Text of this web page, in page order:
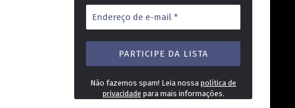
Endereço
de
e-
mail
Não fazemos spam! Leia nossa política de
privacidade para mais informações.